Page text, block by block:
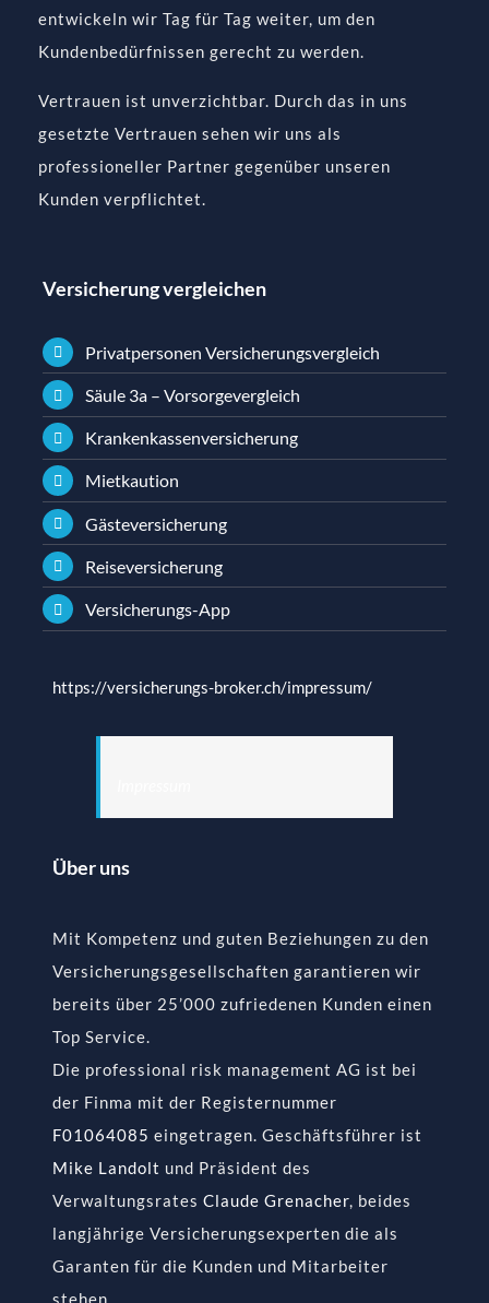
entwickeln wir Tag für Tag weiter, um den
Kundenbedürfnissen gerecht zu werden.
Vertrauen ist unverzichtbar. Durch das in uns
gesetzte Vertrauen sehen wir uns als
professioneller Partner gegenüber unseren
Kunden verpflichtet.
Versicherung vergleichen
Privatpersonen Versicherungsvergleich
Säule 3a – Vorsorgevergleich
Krankenkassenversicherung
Mietkaution
Gästeversicherung
Reiseversicherung
Versicherungs-App
https://versicherungs-broker.ch/impressum/
Über uns
Mit Kompetenz und guten Beziehungen zu den
Versicherungsgesellschaften garantieren wir
bereits über 25’000 zufriedenen Kunden einen
Top Service.
Die professional risk management AG ist bei
der Finma mit der Registernummer
F01064085 eingetragen. Geschäftsführer ist
Mike Landolt und Präsident des
Verwaltungsrates Claude Grenacher, beides
langjährige Versicherungsexperten die als
Garanten für die Kunden und Mitarbeiter
stehen.